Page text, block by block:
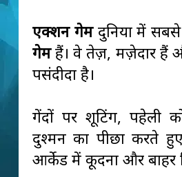
एक्शन गेमदुनिया में
गेमहैं। वे तेज़, मज़ेदार हैं
पसंदीदा है।
गेंदों पर शूटिंग, पहेली
दुश्मन का पीछा करते
आर्केड में कूदना और बाहर